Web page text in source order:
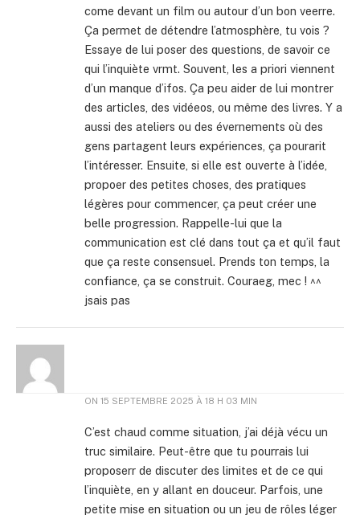
come devant un film ou autour d’un bon veerre.
Ça permet de détendre l’atmosphère, tu vois ?
Essaye de lui poser des questions, de savoir ce
qui l’inquiète vrmt. Souvent, les a priori viennent
d’un manque d’ifos. Ça peu aider de lui montrer
des articles, des vidéeos, ou même des livres. Y a
aussi des ateliers ou des évernements où des
gens partagent leurs expériences, ça pourarit
l’intéresser. Ensuite, si elle est ouverte à l’idée,
propoer des petites choses, des pratiques
légères pour commencer, ça peut créer une
belle progression. Rappelle-lui que la
communication est clé dans tout ça et qu’il faut
que ça reste consensuel. Prends ton temps, la
confiance, ça se construit. Couraeg, mec ! ^^
jsais pas
ON 15 SEPTEMBRE 2025 À 18 H 03 MIN
C’est chaud comme situation, j’ai déjà vécu un
truc similaire. Peut-être que tu pourrais lui
proposerr de discuter des limites et de ce qui
l’inquiète, en y allant en douceur. Parfois, une
petite mise en situation ou un jeu de rôles léger